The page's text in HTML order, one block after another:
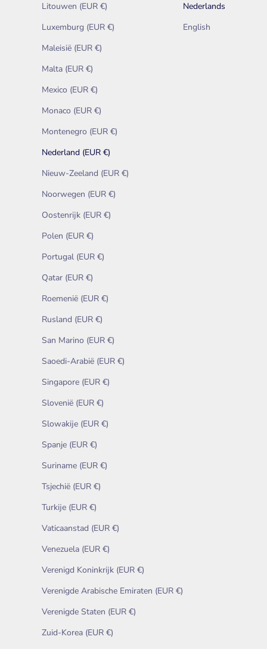
Litouwen (EUR €)
Luxemburg (EUR €)
Maleisië (EUR €)
Malta (EUR €)
Mexico (EUR €)
Monaco (EUR €)
Montenegro (EUR €)
Nederland (EUR €)
Nieuw-Zeeland (EUR €)
Noorwegen (EUR €)
Oostenrijk (EUR €)
Polen (EUR €)
Portugal (EUR €)
Qatar (EUR €)
Roemenië (EUR €)
Rusland (EUR €)
San Marino (EUR €)
Saoedi-Arabië (EUR €)
Singapore (EUR €)
Slovenië (EUR €)
Slowakije (EUR €)
Spanje (EUR €)
Suriname (EUR €)
Tsjechië (EUR €)
Turkije (EUR €)
Vaticaanstad (EUR €)
Venezuela (EUR €)
Verenigd Koninkrijk (EUR €)
Verenigde Arabische Emiraten (EUR €)
Verenigde Staten (EUR €)
Zuid-Korea (EUR €)
Nederlands
English